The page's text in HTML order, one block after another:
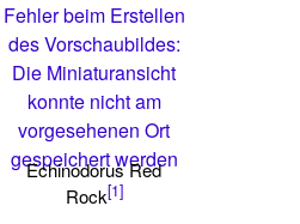
Fehler beim Erstellen
des Vorschaubildes:
Die Miniaturansicht
konnte nicht am
vorgesehenen Ort
gespeichert werden
Echinodorus Red
Rock[1]